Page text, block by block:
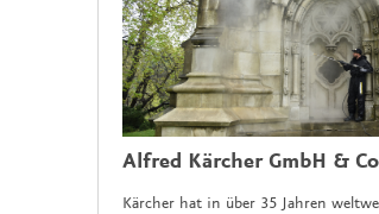
Alfred Kärcher GmbH &
Kärcher hat in über 35 Jahren